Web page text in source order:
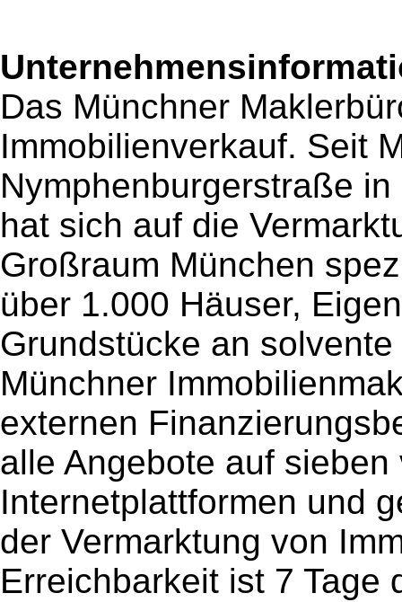
Das Münchner
Immobilienverkauf. Seit
Nymphenburgerstraße
hat sich auf die
Großraum München
über 1.000 Häuser,
Grundstücke an
Münchner
externen
alle Angebote auf
Internetplattformen und
der Vermarktung von
Erreichbarkeit ist 7 Tage